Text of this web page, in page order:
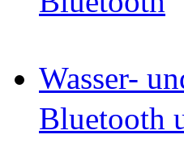
Wasser-
Bluetooth